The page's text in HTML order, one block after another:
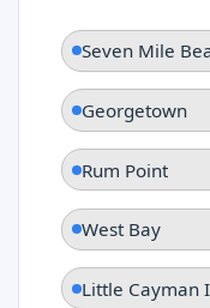
Seven Mile
Georgetown
Rum Point
West Bay
Little Cayman